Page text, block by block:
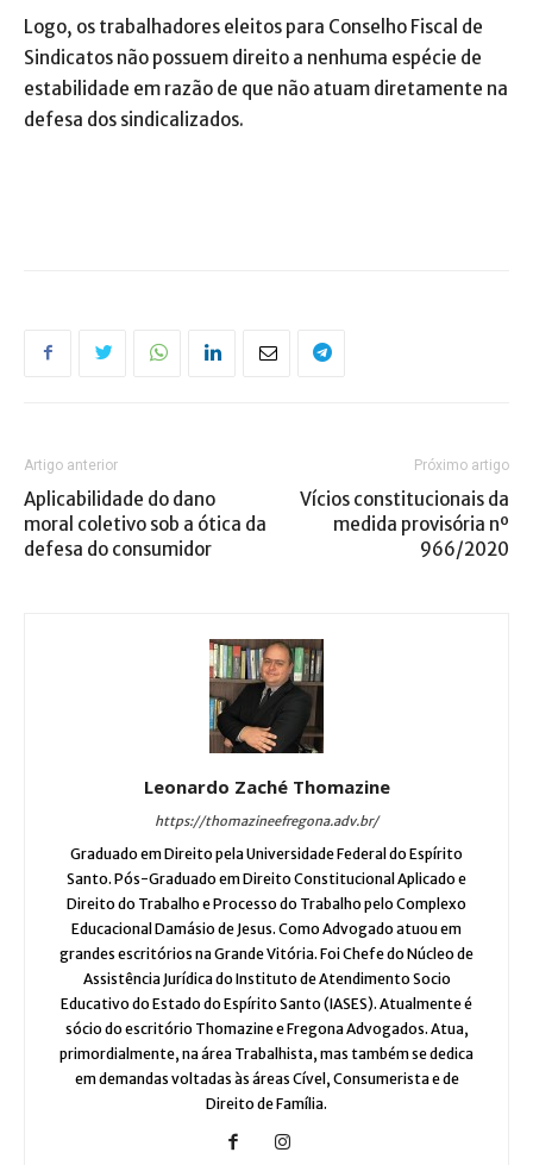
Logo, os trabalhadores eleitos para Conselho Fiscal de
Sindicatos não possuem direito a nenhuma espécie de
estabilidade em razão de que não atuam diretamente na
defesa dos sindicalizados.
Artigo anterior
Aplicabilidade do dano
moral coletivo sob a ótica da
defesa do consumidor
Próximo artigo
Vícios constitucionais da
medida provisória nº
966/2020
Leonardo Zaché Thomazine
https://thomazineefregona.adv.br/
Graduado em Direito pela Universidade Federal do Espírito
Santo. Pós-Graduado em Direito Constitucional Aplicado e
Direito do Trabalho e Processo do Trabalho pelo Complexo
Educacional Damásio de Jesus. Como Advogado atuou em
grandes escritórios na Grande Vitória. Foi Chefe do Núcleo de
Assistência Jurídica do Instituto de Atendimento Socio
Educativo do Estado do Espírito Santo (IASES). Atualmente é
sócio do escritório Thomazine e Fregona Advogados. Atua,
primordialmente, na área Trabalhista, mas também se dedica
em demandas voltadas às áreas Cível, Consumerista e de
Direito de Família.